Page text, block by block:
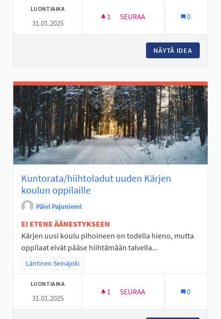
LUONTIAIKA
31.01.2025
1 1 SEURAAJA
SEURAA 0
NÄYTÄ IDEA
Kuntorata/hiihtoladut uuden Kärjen
koulun oppilaille
Päivi Pajuniemi
EI ETENE ÄÄNESTYKSEEN
Kärjen uusi koulu pihoineen on todella hieno, mutta
oppilaat eivät pääse hiihtämään talvella...
Rajaa tulokset teeman mukaan: Läntinen Seinäjoki
Läntinen Seinäjoki
LUONTIAIKA
31.01.2025
1 1 SEURAAJA
SEURAA 0